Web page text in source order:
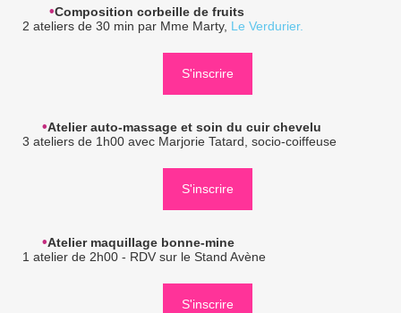
•Composition corbeille de fruits
2 ateliers de 30 min par Mme Marty, Le Verdurier.
S'inscrire
•Atelier auto-massage et soin du cuir chevelu
3 ateliers de 1h00 avec Marjorie Tatard, socio-coiffeuse
S'inscrire
•Atelier maquillage bonne-mine
1 atelier de 2h00 - RDV sur le Stand Avène
S'inscrire